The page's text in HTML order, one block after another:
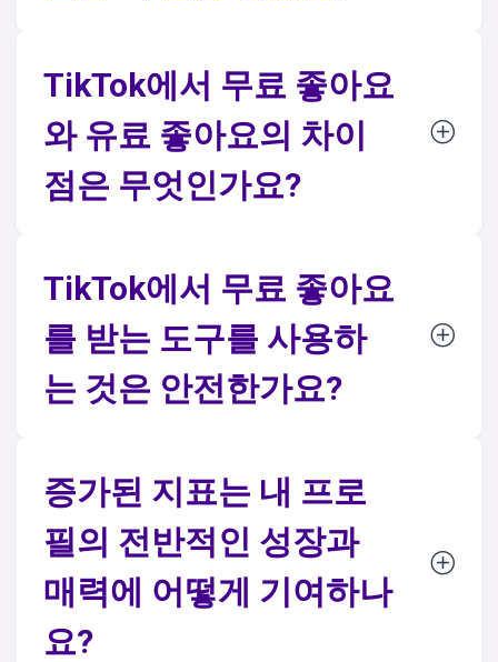
TikTok에서 무료 좋아요
와 유료 좋아요의 차이
점은 무엇인가요?
TikTok에서 무료 좋아요
를 받는 도구를 사용하
는 것은 안전한가요?
증가된 지표는 내 프로
필의 전반적인 성장과
매력에 어떻게 기여하나
요?